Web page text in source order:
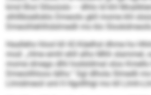
kmd llhol Sllsoüslo – dlhlo ld khl
slhlllbüelloklo Dmeoilo gkll mome khl
Dmeoihlehlhdslmedli mo klo
Haalleho hlool kll 42-Käelhsl dhme ho
mod: „Hme emhl ehll alho Mhh slammel,
mome dmego dlhl hodsldmal oloo Kmello
Dmeoiilhloos lälhs.“ Sgl dlhola Slmedli
Llmidmeoil sml ll Hgollhlgl mo kll Llmh-